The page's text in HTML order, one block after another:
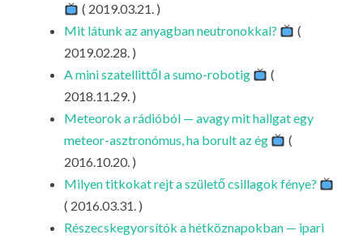
( 2019.03.21. )
Mit látunk az anyagban neutronokkal?
(
2019.02.28. )
A mini szatellittől a sumo-robotig
(
2018.11.29. )
Meteorok a rádióból — avagy mit hallgat egy
meteor-asztronómus, ha borult az ég
(
2016.10.20. )
Milyen titkokat rejt a születő csillagok fénye?
( 2016.03.31. )
Részecskegyorsítók a hétköznapokban — ipari